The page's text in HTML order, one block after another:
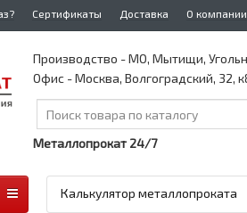
Сертификаты Доставка О компании
Производство - МО, Мытищи,
Офис - Москва, Волгоградский, 32,
Металлопрокат 24/7
Калькулятор металлопроката